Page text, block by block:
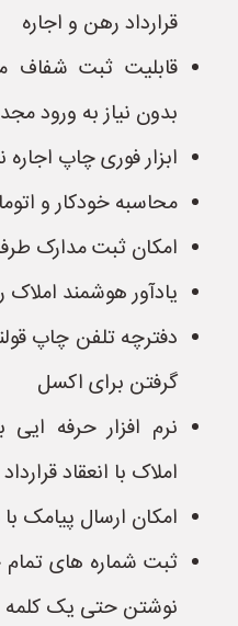
قرارداد رهن و اجاره
قابلیت ثبت شفاف
بدون نیاز به ورود
ابزار فوری چاپ اجاره
محاسبه خودکار و
امکان ثبت مدارک
یادآور هوشمند
دفترچه تلفن چاپ
گرفتن برای اکسل
نرم افزار حرفه
املاک با انعقاد قرارداد
امکان ارسال پیامک
ثبت شماره های تمام
نوشتن حتی یک کلمه